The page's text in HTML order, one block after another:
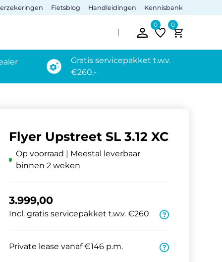
Fietsblog Handleidingen Kennisbank
0 0
Gratis servicepakket t.w.v.
€260,-
Flyer Upstreet SL 3.12 XC
Op voorraad | Meestal leverbaar
binnen 2 weken
3.999,00
Incl. gratis servicepakket t.w.v. €260
Private lease vanaf €146 p.m.